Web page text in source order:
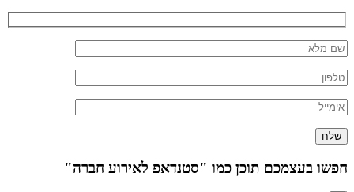
חפשו בעצמכם תוכן כמו "סטנדאפ לאירוע חברה"